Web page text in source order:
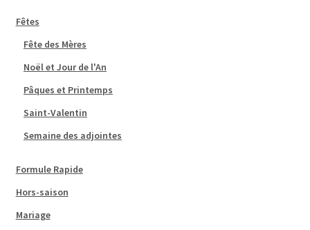
Fêtes
Fête des Mères
Noël et Jour de l'An
Pâques et Printemps
Saint-Valentin
Semaine des adjointes
Formule Rapide
Hors-saison
Mariage